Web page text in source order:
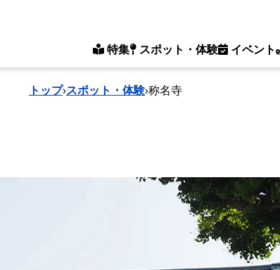
特集 スポット・体験 イベント
トップ›スポット・体験›称名寺